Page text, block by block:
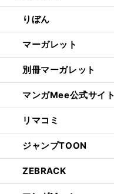
りぼん
マーガレット
別冊マーガレット
マンガMee公式サイト
リマコミ
ジャンプTOON
ZEBRACK